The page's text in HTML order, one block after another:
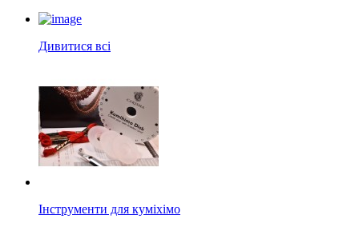
Дивитися всі
Інструменти для куміхімо